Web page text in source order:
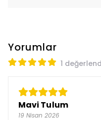
Yorumlar
1
Mavi Tulum
19 Nisan 2026